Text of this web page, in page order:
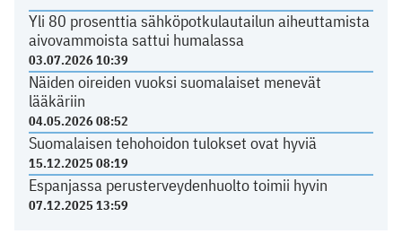
Yli 80 prosenttia sähköpotkulautailun aiheuttamista
aivovammoista sattui humalassa
03.07.2026 10:39
Näiden oireiden vuoksi suomalaiset menevät
lääkäriin
04.05.2026 08:52
Suomalaisen tehohoidon tulokset ovat hyviä
15.12.2025 08:19
Espanjassa perusterveydenhuolto toimii hyvin
07.12.2025 13:59